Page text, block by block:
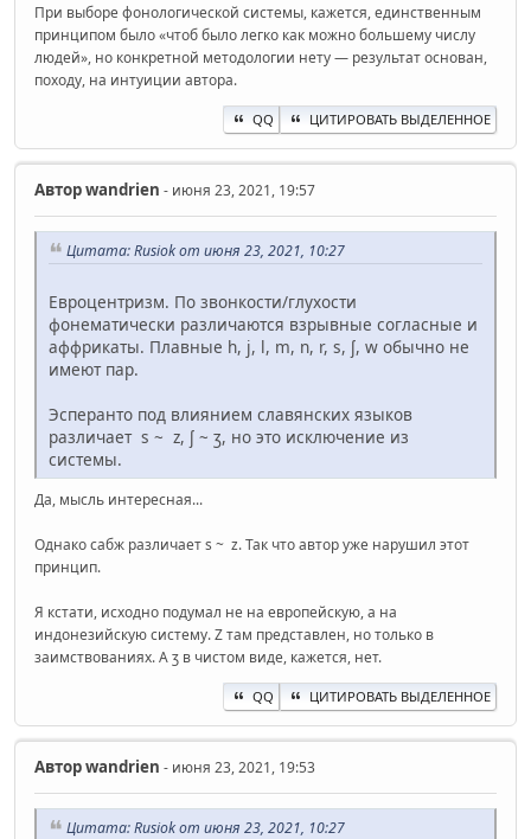
При выборе фонологической системы, кажется, единственным
принципом было «чтоб было легко как можно большему числу
людей», но конкретной методологии нету — результат основан,
походу, на интуиции автора.
QQ ЦИТИРОВАТЬ ВЫДЕЛЕННОЕ
Авторwandrien - июня 23, 2021, 19:57
Цитата: Rusiok от июня 23, 2021, 10:27
Евроцентризм. По звонкости/глухости
фонематически различаются взрывные согласные и
аффрикаты. Плавные h, j, l, m, n, r, s, ʃ, w обычно не
имеют пар.
Эсперанто под влиянием славянских языков
различает s ~ z, ʃ ~ ʒ, но это исключение из
системы.
Да, мысль интересная...
Однако сабж различает s ~ z. Так что автор уже нарушил этот
принцип.
Я кстати, исходно подумал не на европейскую, а на
индонезийскую систему. Z там представлен, но только в
заимствованиях. А ʒ в чистом виде, кажется, нет.
QQ ЦИТИРОВАТЬ ВЫДЕЛЕННОЕ
Авторwandrien - июня 23, 2021, 19:53
Цитата: Rusiok от июня 23, 2021, 10:27